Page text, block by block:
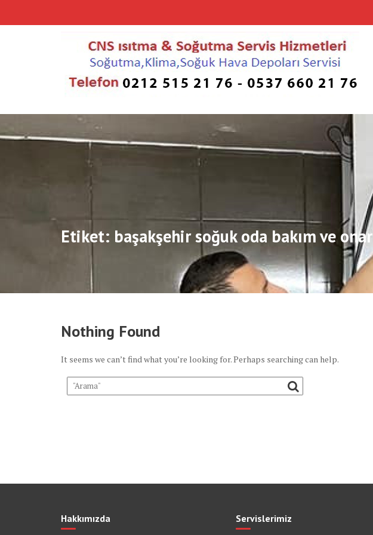
Etiket: başakşehir soğuk oda bakım ve
Nothing Found
It seems we can’t find what you’re looking for. Perhaps searching can help.
Hakkımızda Servislerimiz